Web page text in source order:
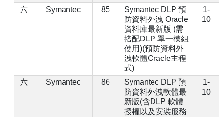
六
Symantec 85
Symantec DLP 預
防資料外洩 Oracle
資料庫最新版 (需
搭配DLP 單一模組
使用)(預防資料外
洩軟體Oracle主程
式)
1-
10
六 Symantec 86
Symantec DLP 預
防資料外洩軟體最
新版(含DLP 軟體
授權以及安裝服務
1-
10